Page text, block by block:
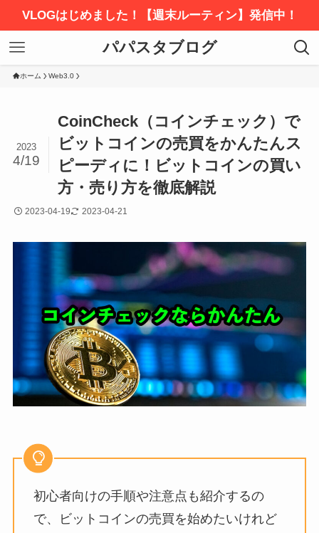
VLOGはじめました！【週末ルーティン】発信中！
パパスタブログ
ホーム Web3.0
CoinCheck（コインチェック）で
ビットコインの売買をかんたんス
ピーディに！ビットコインの買い
方・売り方を徹底解説
2023
4/19
2023-04-19 2023-04-21
初心者向けの手順や注意点も紹介するの
で、ビットコインの売買を始めたいけれど